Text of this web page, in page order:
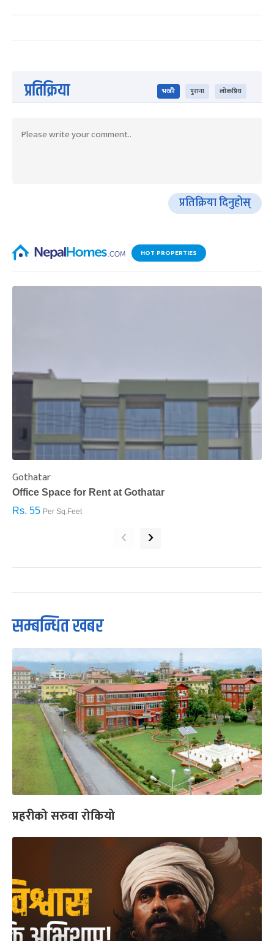
प्रतिक्रिया भर्खरै पुराना लोकप्रिय
प्रतिक्रिया दिनुहोस्
HOT PROPERTIES
Gothatar
Office Space for Rent at Gothatar
Rs. 55 Per Sq.Feet
‹ ›
सम्बन्धित खबर
प्रहरीको सरुवा रोकियो